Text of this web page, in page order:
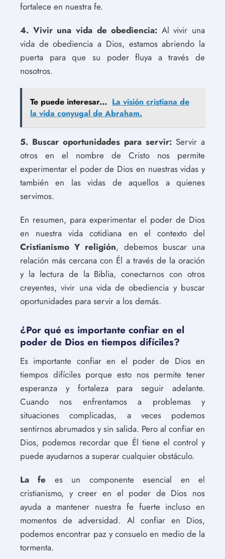
fortalece en nuestra fe.
4. Vivir una vida de obediencia: Al vivir una
vida de obediencia a Dios, estamos abriendo la
puerta para que su poder fluya a través de
nosotros.
Te puede interesar... La visión cristiana de
la vida conyugal de Abraham.
5. Buscar oportunidades para servir: Servir a
otros en el nombre de Cristo nos permite
experimentar el poder de Dios en nuestras vidas y
también en las vidas de aquellos a quienes
servimos.
En resumen, para experimentar el poder de Dios
en nuestra vida cotidiana en el contexto del
Cristianismo Y religión, debemos buscar una
relación más cercana con Él a través de la oración
y la lectura de la Biblia, conectarnos con otros
creyentes, vivir una vida de obediencia y buscar
oportunidades para servir a los demás.
¿Por qué es importante confiar en el
poder de Dios en tiempos difíciles?
Es importante confiar en el poder de Dios en
tiempos difíciles porque esto nos permite tener
esperanza y fortaleza para seguir adelante.
Cuando nos enfrentamos a problemas y
situaciones complicadas, a veces podemos
sentirnos abrumados y sin salida. Pero al confiar en
Dios, podemos recordar que Él tiene el control y
puede ayudarnos a superar cualquier obstáculo.
La fe es un componente esencial en el
cristianismo, y creer en el poder de Dios nos
ayuda a mantener nuestra fe fuerte incluso en
momentos de adversidad. Al confiar en Dios,
podemos encontrar paz y consuelo en medio de la
tormenta.